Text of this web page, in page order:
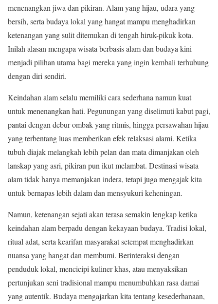
menenangkan jiwa dan pikiran. Alam yang hijau, udara yang
bersih, serta budaya lokal yang hangat mampu menghadirkan
ketenangan yang sulit ditemukan di tengah hiruk-pikuk kota.
Inilah alasan mengapa wisata berbasis alam dan budaya kini
menjadi pilihan utama bagi mereka yang ingin kembali terhubung
dengan diri sendiri.
Keindahan alam selalu memiliki cara sederhana namun kuat
untuk menenangkan hati. Pegunungan yang diselimuti kabut pagi,
pantai dengan debur ombak yang ritmis, hingga persawahan hijau
yang terbentang luas memberikan efek relaksasi alami. Ketika
tubuh diajak melangkah lebih pelan dan mata dimanjakan oleh
lanskap yang asri, pikiran pun ikut melambat. Destinasi wisata
alam tidak hanya memanjakan indera, tetapi juga mengajak kita
untuk bernapas lebih dalam dan mensyukuri keheningan.
Namun, ketenangan sejati akan terasa semakin lengkap ketika
keindahan alam berpadu dengan kekayaan budaya. Tradisi lokal,
ritual adat, serta kearifan masyarakat setempat menghadirkan
nuansa yang hangat dan membumi. Berinteraksi dengan
penduduk lokal, mencicipi kuliner khas, atau menyaksikan
pertunjukan seni tradisional mampu menumbuhkan rasa damai
yang autentik. Budaya mengajarkan kita tentang kesederhanaan,